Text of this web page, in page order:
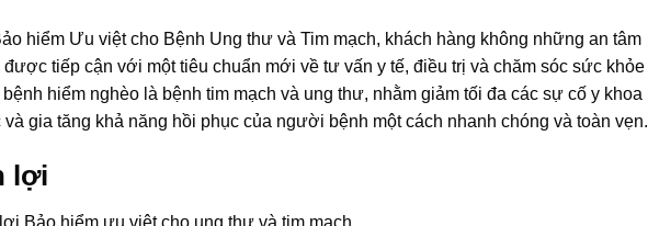
hiểm Ưu việt cho Bệnh Ung thư và Tim mạch, khách hàng không những an tâm
tiếp cận với một tiêu chuẩn mới về tư vấn y tế, điều trị và chăm sóc sức khỏe
hiểm nghèo là bệnh tim mạch và ung thư, nhằm giảm tối đa các sự cố y khoa
gia tăng khả năng hồi phục của người bệnh một cách nhanh chóng và toàn vẹn.
lợi